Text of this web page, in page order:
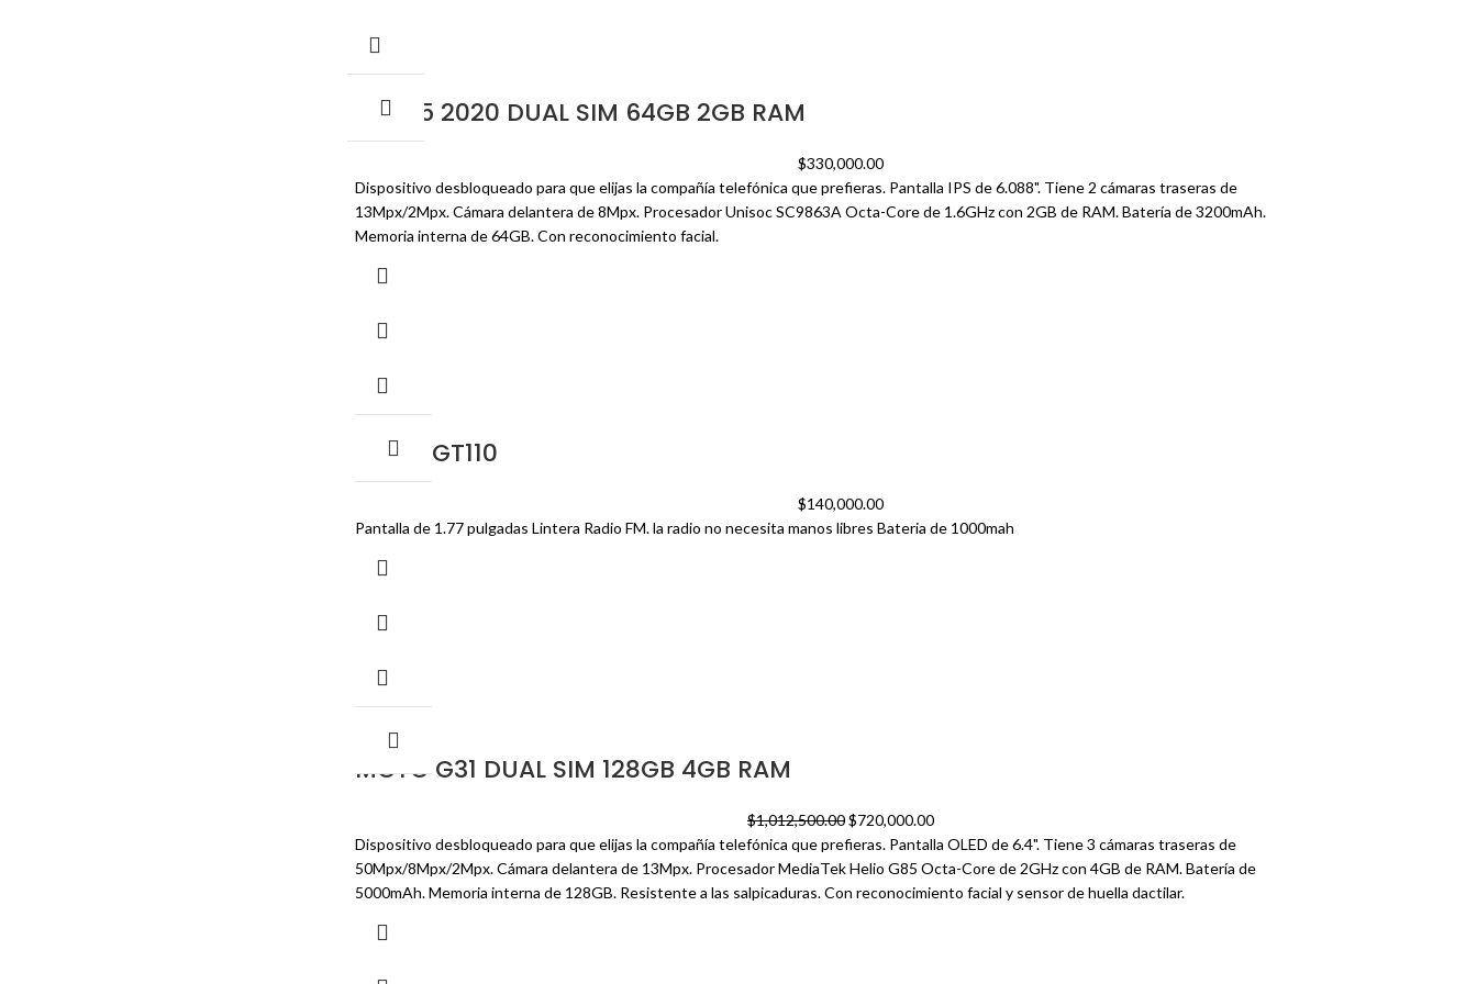
ZTE A5 2020 DUAL SIM 64GB 2GB RAM
$330,000.00
Dispositivo desbloqueado para que elijas la compañía telefónica que prefieras. Pantalla IPS de 6.088". Tiene 2 cámaras traseras de
13Mpx/2Mpx. Cámara delantera de 8Mpx. Procesador Unisoc SC9863A Octa-Core de 1.6GHz con 2GB de RAM. Batería de 3200mAh.
Memoria interna de 64GB. Con reconocimiento facial.
CORN GT110
$140,000.00
Pantalla de 1.77 pulgadas Lintera Radio FM. la radio no necesita manos libres Bateria de 1000mah
MOTO G31 DUAL SIM 128GB 4GB RAM
$1,012,500.00$720,000.00
Dispositivo desbloqueado para que elijas la compañía telefónica que prefieras. Pantalla OLED de 6.4". Tiene 3 cámaras traseras de
50Mpx/8Mpx/2Mpx. Cámara delantera de 13Mpx. Procesador MediaTek Helio G85 Octa-Core de 2GHz con 4GB de RAM. Batería de
5000mAh. Memoria interna de 128GB. Resistente a las salpicaduras. Con reconocimiento facial y sensor de huella dactilar.